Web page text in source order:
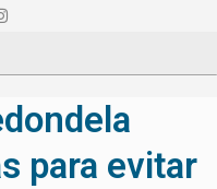
para evitar